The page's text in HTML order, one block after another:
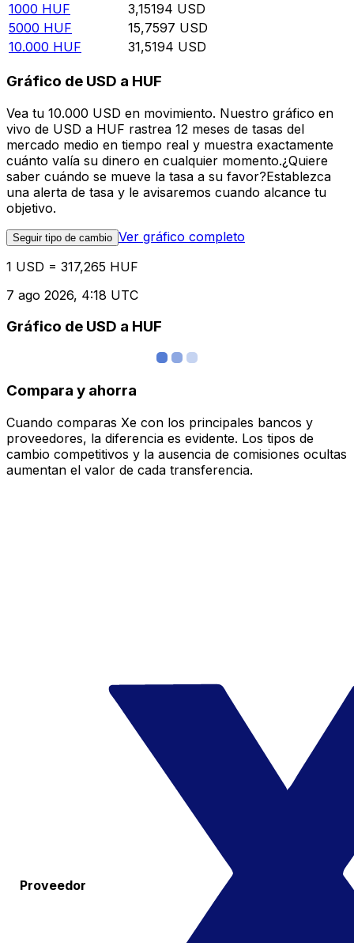
1000 HUF 3,15194 USD
5000 HUF 15,7597 USD
10.000 HUF 31,5194 USD
Gráfico de USD a HUF
Vea tu 10.000 USD en movimiento. Nuestro gráfico en
vivo de USD a HUF rastrea 12 meses de tasas del
mercado medio en tiempo real y muestra exactamente
cuánto valía su dinero en cualquier momento.¿Quiere
saber cuándo se mueve la tasa a su favor?Establezca
una alerta de tasa y le avisaremos cuando alcance tu
objetivo.
Seguir tipo de cambio Ver gráfico completo
1 USD = 317,265 HUF
7 ago 2026, 4:18 UTC
Gráfico de USD a HUF
Compara y ahorra
Cuando comparas Xe con los principales bancos y
proveedores, la diferencia es evidente. Los tipos de
cambio competitivos y la ausencia de comisiones ocultas
aumentan el valor de cada transferencia.
Proveedor